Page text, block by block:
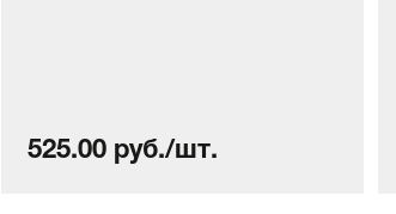
525.00 руб./шт.